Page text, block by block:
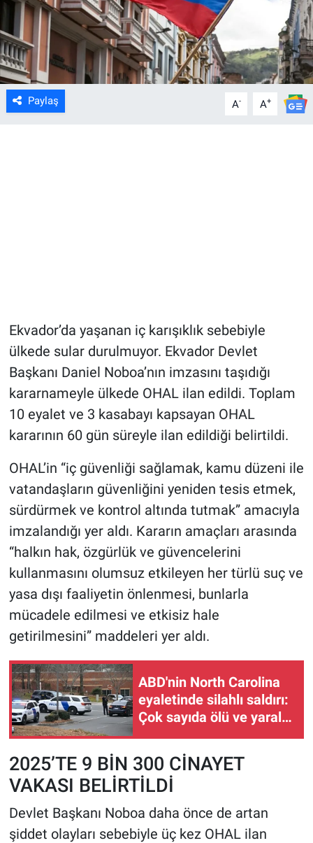
Paylaş A- A+
Ekvador’da yaşanan iç karışıklık sebebiyle
ülkede sular durulmuyor. Ekvador Devlet
Başkanı Daniel Noboa’nın imzasını taşıdığı
kararnameyle ülkede OHAL ilan edildi. Toplam
10 eyalet ve 3 kasabayı kapsayan OHAL
kararının 60 gün süreyle ilan edildiği belirtildi.
OHAL’in “iç güvenliği sağlamak, kamu düzeni ile
vatandaşların güvenliğini yeniden tesis etmek,
sürdürmek ve kontrol altında tutmak” amacıyla
imzalandığı yer aldı. Kararın amaçları arasında
“halkın hak, özgürlük ve güvencelerini
kullanmasını olumsuz etkileyen her türlü suç ve
yasa dışı faaliyetin önlenmesi, bunlarla
mücadele edilmesi ve etkisiz hale
getirilmesini” maddeleri yer aldı.
ABD'nin North Carolina
eyaletinde silahlı saldırı:
Çok sayıda ölü ve yaralı
2025’TE 9 BİN 300 CİNAYET
VAKASI BELİRTİLDİ
Devlet Başkanı Noboa daha önce de artan
şiddet olayları sebebiyle üç kez OHAL ilan